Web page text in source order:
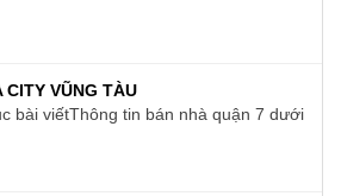
CITY VŨNG TÀU
bài viếtThông tin bán nhà quận 7 dưới